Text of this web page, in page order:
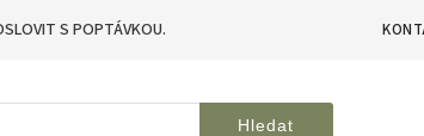
S POPTÁVKOU.
Hledat